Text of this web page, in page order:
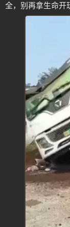
全，别再拿生命开